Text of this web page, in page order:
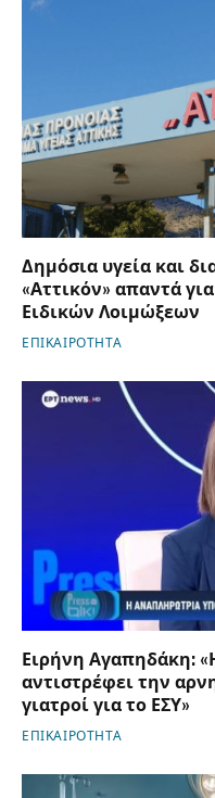
Δημόσια υγεία και
«Αττικόν» απαντά
Ειδικών Λοιμώξεων
ΕΠΙΚΑΙΡΟΤΗΤΑ
Ειρήνη Αγαπηδάκη:
αντιστρέφει την
γιατροί για το ΕΣΥ»
ΕΠΙΚΑΙΡΟΤΗΤΑ